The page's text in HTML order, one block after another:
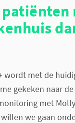
wordt met de
gekeken naar
met
we gaan